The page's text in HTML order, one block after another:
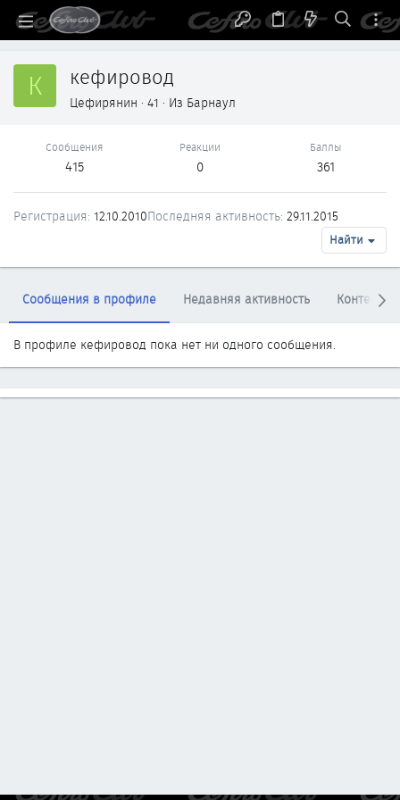
К кефировод
Цефирянин · 41 · Из Барнаул
Сообщения
415
Реакции
0
Баллы
361
Регистрация 12.10.2010Последняя активность 29.11.2015
Найти
Сообщения в профиле Недавняя активность Контент
В профиле кефировод пока нет ни одного сообщения.